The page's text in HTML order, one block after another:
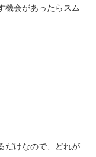
機会があったらスム
だけなので、どれが